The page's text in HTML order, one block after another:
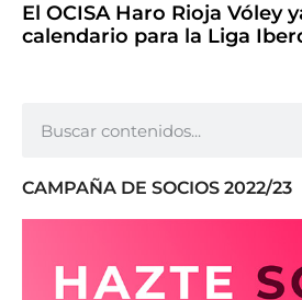
El OCISA Haro Rioja Vóley
calendario para la Liga
CAMPAÑA DE SOCIOS 2022/23